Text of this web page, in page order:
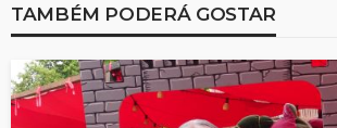
TAMBÉM PODERÁ GOSTAR